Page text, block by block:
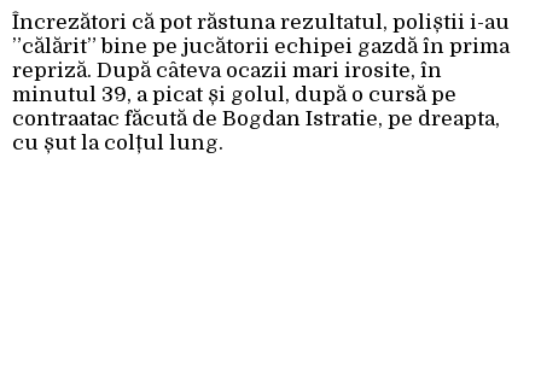
Încrezători că pot răstuna rezultatul, poliștii i-au
”călărit” bine pe jucătorii echipei gazdă în prima
repriză. După câteva ocazii mari irosite, în
minutul 39, a picat și golul, după o cursă pe
contraatac făcută de Bogdan Istratie, pe dreapta,
cu șut la colțul lung.